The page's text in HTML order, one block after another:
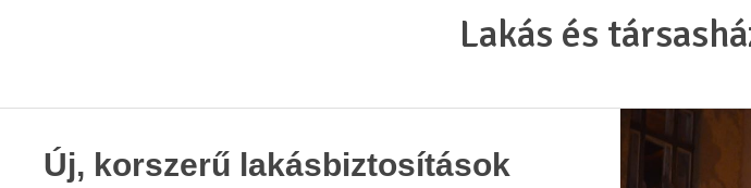
Lakás és
Új, korszerű lakásbiztosítások